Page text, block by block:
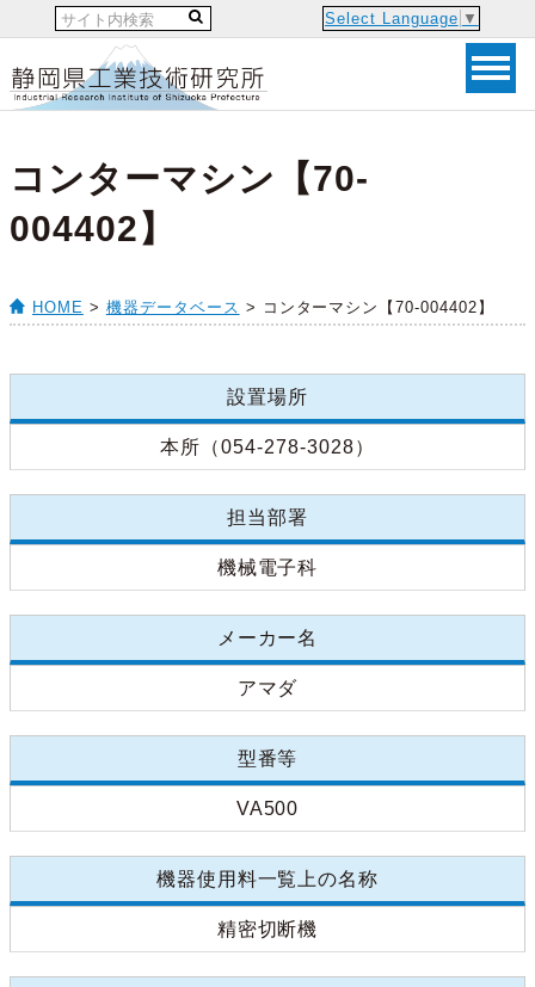
Select Language ▼
コンターマシン【70-
004402】
HOME > 機器データベース > コンターマシン【70-004402】
設置場所
本所（054-278-3028）
担当部署
機械電子科
メーカー名
アマダ
型番等
VA500
機器使用料一覧上の名称
精密切断機